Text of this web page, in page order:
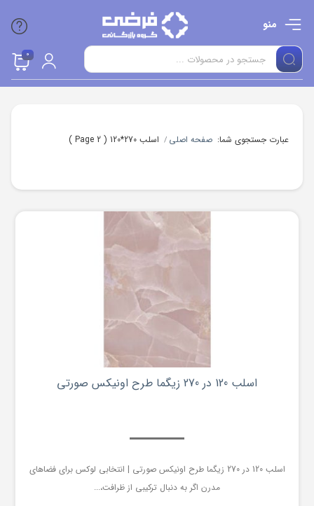
منو
0
صفحه اصلی / عبارت جستجوی شما: اسلب 270*120 ( Page 2 )
اسلب 120 در 270 زیگما طرح اونیکس صورتی
اسلب 120 در 270 زیگما طرح اونیکس صورتی | انتخابی لوکس برای فضاهای
مدرن اگر به دنبال ترکیبی از ظرافت،...